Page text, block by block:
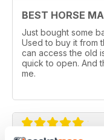
BEST HORSE
Just bought some
Used to buy it from
can access the old
quick to open. And
me.